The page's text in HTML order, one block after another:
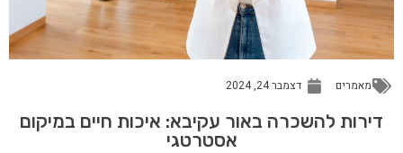
מאמרים דצמבר 24, 2024
דירות להשכרה באור עקיבא: איכות חיים במיקום
אסטרטגי